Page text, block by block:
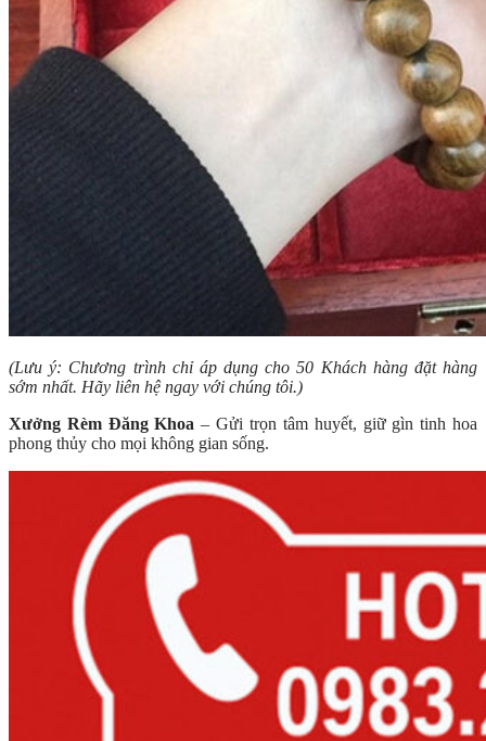
(Lưu ý: Chương trình chỉ áp dụng cho 50 Khách hàng đặt hàng
sớm nhất. Hãy liên hệ ngay với chúng tôi.)
Xưởng Rèm Đăng Khoa – Gửi trọn tâm huyết, giữ gìn tinh hoa
phong thủy cho mọi không gian sống.